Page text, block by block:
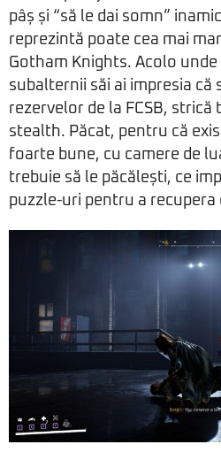
pâș și “să le dai somn”
reprezintă poate cea mai
Gotham Knights. Acolo
subalternii săi ai impresia că
rezervelor de la FCSB,
stealth. Păcat, pentru că
foarte bune, cu camere de
trebuie să le păcălești, ce
puzzle-uri pentru a